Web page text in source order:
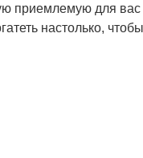
приемлемую для вас
настолько,